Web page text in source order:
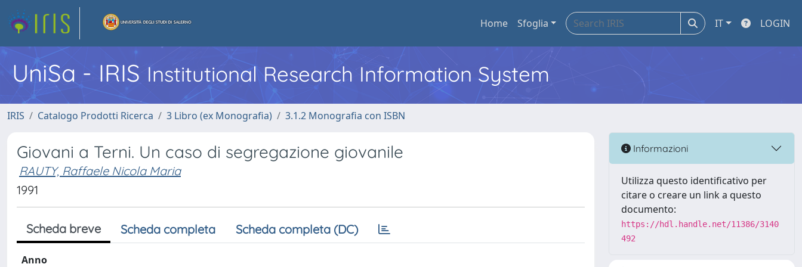
Home Sfoglia IT LOGIN
UniSa - IRIS Institutional Research Information System
IRIS Catalogo Prodotti Ricerca 3 Libro (ex Monografia) 3.1.2 Monografia con ISBN
Giovani a Terni. Un caso di segregazione giovanile
RAUTY, Raffaele Nicola Maria
1991
Scheda breve Scheda completa Scheda completa (DC)
Anno
Informazioni
Utilizza questo identificativo per
citare o creare un link a questo
documento:
https://hdl.handle.net/11386/3140
492